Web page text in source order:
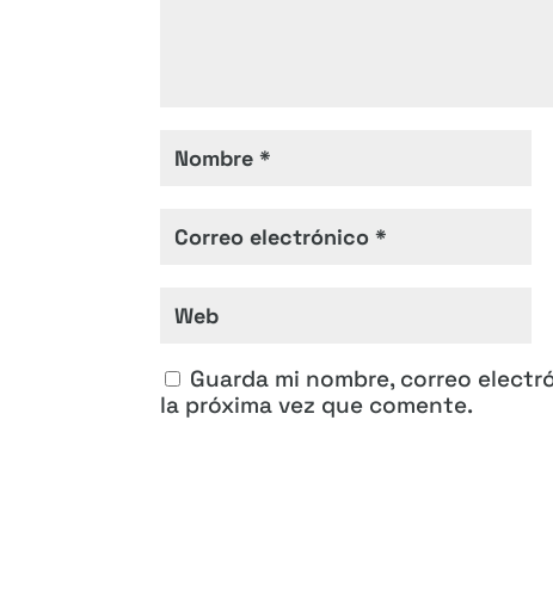
Guarda mi nombre, correo
la próxima vez que comente.